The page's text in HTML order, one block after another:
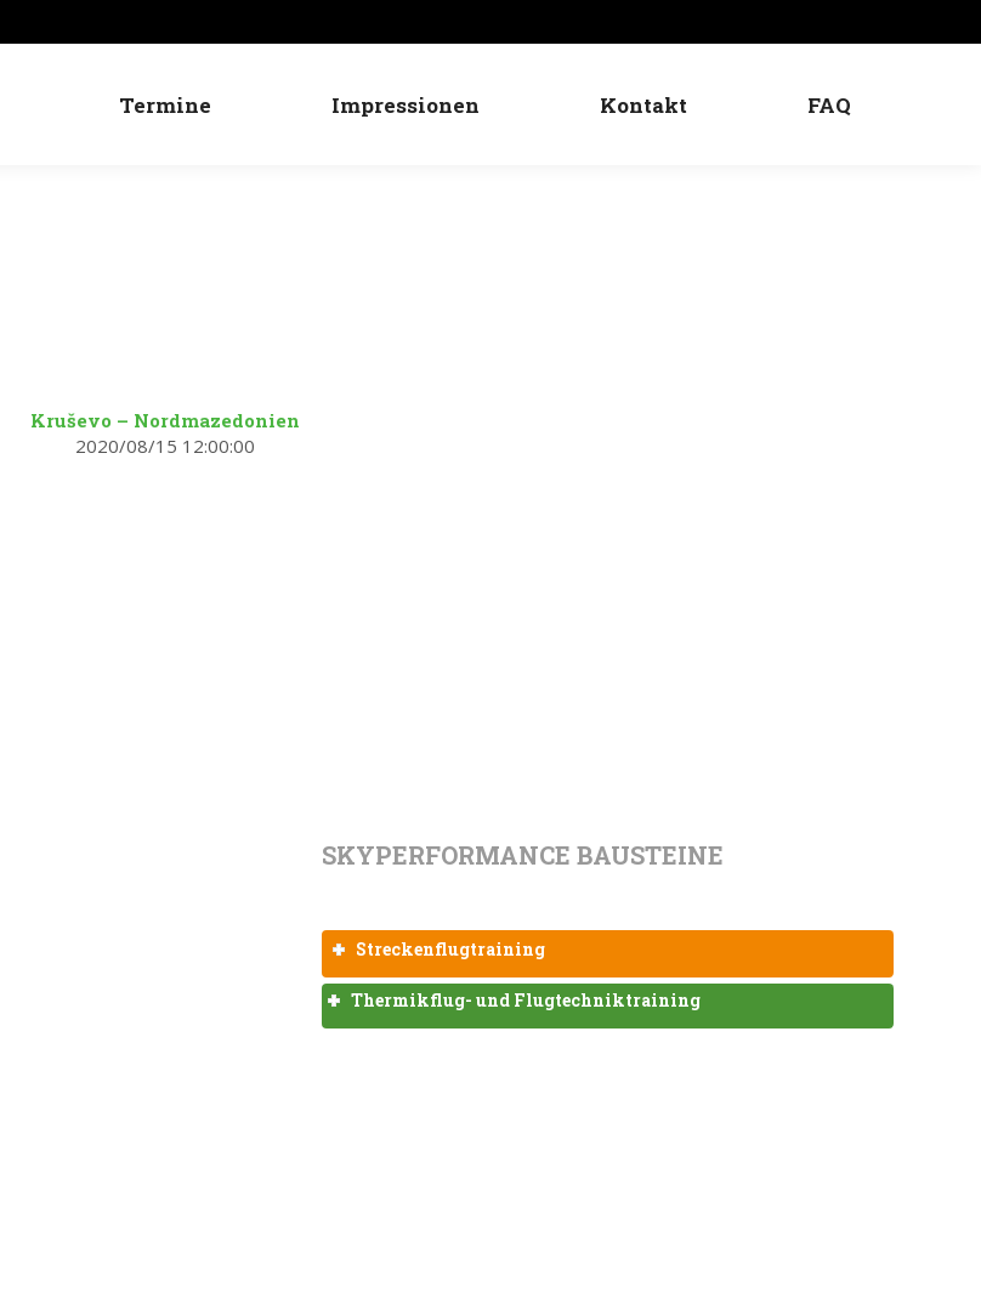
Termine Impressionen Kontakt FAQ
Kruševo – Nordmazedonien
2020/08/15 12:00:00
SKYPERFORMANCE BAUSTEINE
Streckenflugtraining
Thermikflug- und Flugtechniktraining